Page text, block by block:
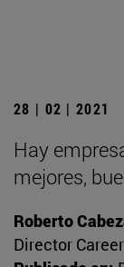
28 | 02 | 2021
Hay
mejores,
Roberto
Director